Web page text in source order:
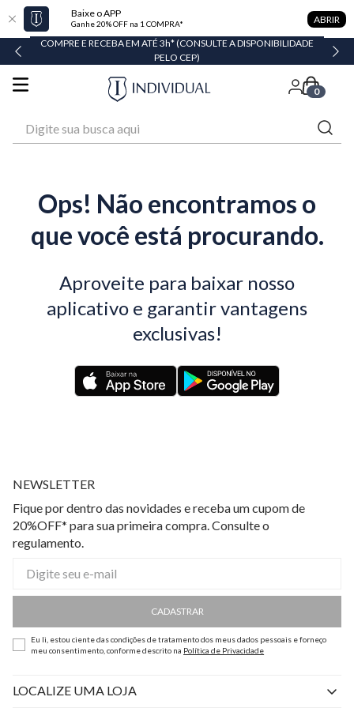
Baixe o APP
Ganhe 20% OFF na 1 COMPRA* ABRIR
COMPRE E RECEBA EM ATÉ 3h* (CONSULTE A DISPONIBILIDADE
PELO CEP)
0
Ops! Não encontramos o
que você está procurando.
Aproveite para baixar nosso
aplicativo e garantir vantagens
exclusivas!
NEWSLETTER
Fique por dentro das novidades e receba um cupom de
20%OFF* para sua primeira compra. Consulte o
regulamento.
CADASTRAR
Eu li, estou ciente das condições de tratamento dos meus dados pessoais e forneço
meu consentimento, conforme descrito na Política de Privacidade
LOCALIZE UMA LOJA